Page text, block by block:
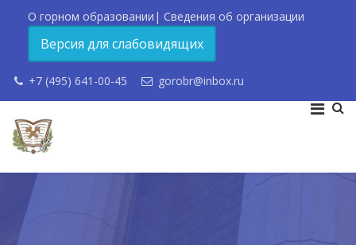
О горном образовании | Сведения об организации
Версия для слабовидящих
+7 (495) 641-00-45 gorobr@inbox.ru